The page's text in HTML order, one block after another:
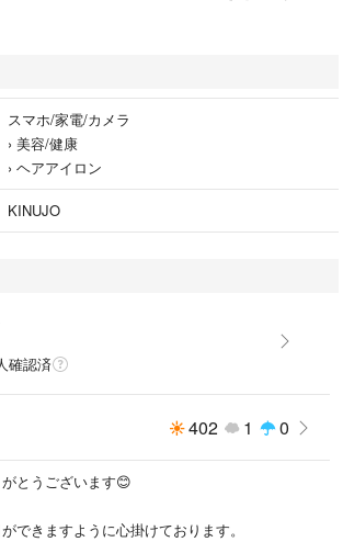
。
スマホ/家電/カメラ
› 美容/健康
› ヘアアイロン
KINUJO
確認済
402 1 0
とうございます😊
できますように心掛けております。